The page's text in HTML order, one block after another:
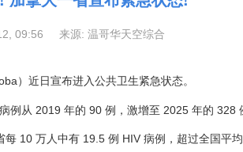
09:56 来源: 温哥华天空综合
）近日宣布进入公共卫生紧急状态。
例从 2019 年的 90 例，激增至 2025 年的 328
10 万人中有 19.5 例 HIV 病例，超过全国平